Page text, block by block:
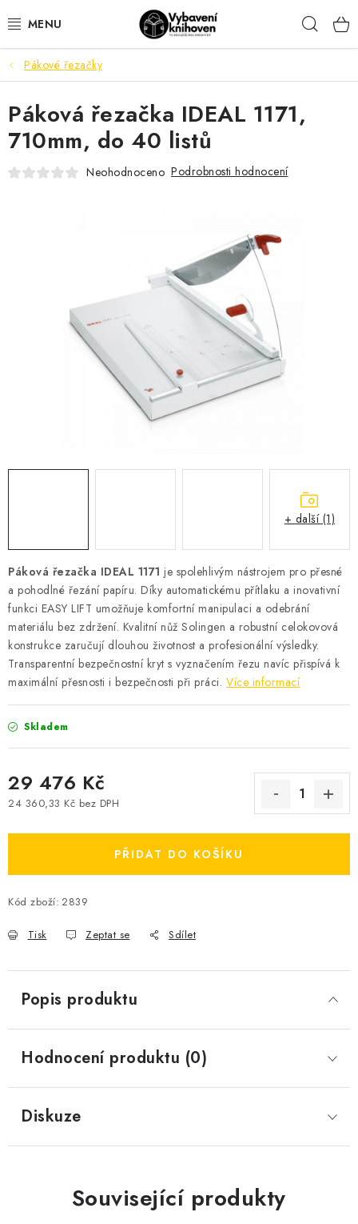
na
VYBAVENÍ KNIHOVEN
KANCELÁŘSKÉ POTŘEBY
DŮM A DOMÁCÍ POTŘEBY
Odstoupení od smlouvy
Kontakty
Obchodní podmínky
Podmínky ochrany osobních údajů
Podmínky vrácení peněz
Nepřebraná dobírka
Pákové řezačky
Páková řezačka IDEAL 1171 je spolehlivým nástrojem pro přesné
a pohodlné řezání papíru. Díky automatickému přítlaku a inovativní
funkci EASY LIFT umožňuje komfortní manipulaci a odebrání
materiálu bez zdržení. Kvalitní nůž Solingen a robustní celokovová
konstrukce zaručují dlouhou životnost a profesionální výsledky.
Transparentní bezpečnostní kryt s vyznačením řezu navíc přispívá k
maximální přesnosti i bezpečnosti při práci. Více informací
Skladem
29 476 Kč
24 360,33 Kč bez DPH
PŘIDAT DO KOŠÍKU
Kód zboží: 2839
Tisk Zeptat se Sdílet
Páková řezačka IDEAL 1171,
710mm, do 40 listů
Neohodnoceno Podrobnosti hodnocení
+ další (1)
Popis produktu
Hodnocení produktu (0)
Diskuze
Související produkty